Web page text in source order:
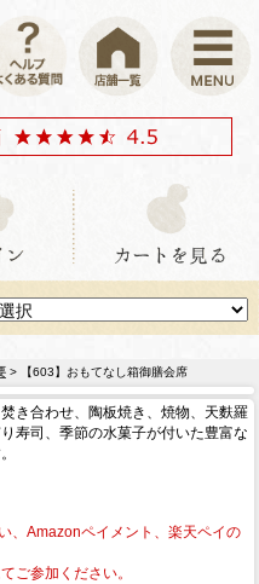
> 【603】おもてなし箱御膳会席
き合わせ、陶板焼き、焼物、天麩羅
寿司、季節の水菓子が付いた豊富な
、Amazonペイメント、楽天ペイの
ご参加ください。